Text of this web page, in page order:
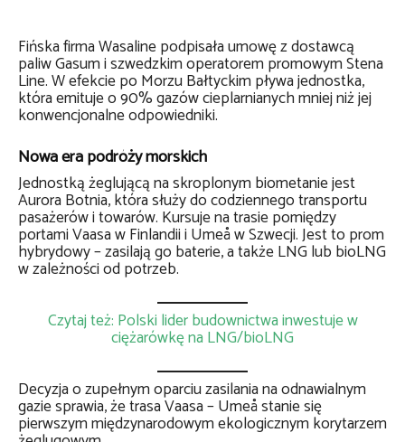
Fińska firma Wasaline podpisała umowę z dostawcą
paliw Gasum i szwedzkim operatorem promowym Stena
Line. W efekcie po Morzu Bałtyckim pływa jednostka,
która emituje o 90% gazów cieplarnianych mniej niż jej
konwencjonalne odpowiedniki.
Nowa era podróży morskich
Jednostką żeglującą na skroplonym biometanie jest
Aurora Botnia, która służy do codziennego transportu
pasażerów i towarów. Kursuje na trasie pomiędzy
portami Vaasa w Finlandii i Umeå w Szwecji. Jest to prom
hybrydowy – zasilają go baterie, a także LNG lub bioLNG
w zależności od potrzeb.
Czytaj też: Polski lider budownictwa inwestuje w
ciężarówkę na LNG/bioLNG
Decyzja o zupełnym oparciu zasilania na odnawialnym
gazie sprawia, że trasa Vaasa – Umeå stanie się
pierwszym międzynarodowym ekologicznym korytarzem